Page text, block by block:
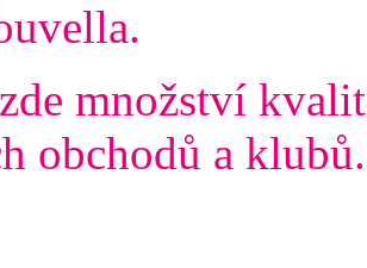
množství
obchodů a klubů.